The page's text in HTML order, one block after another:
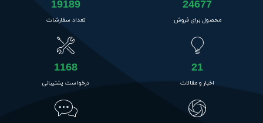
24677
محصول برای فروش
19189
تعداد سفارشات
21
اخبار و مقالات
1168
درخواست پشتیبانی